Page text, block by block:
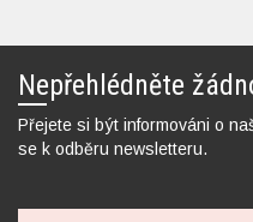
Nepřehlédněte
Přejete si být informováni o
se k odběru newsletteru.